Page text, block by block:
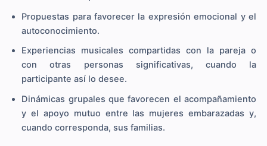
Propuestas para favorecer la expresión emocional y el
autoconocimiento.
Experiencias musicales compartidas con la pareja o
con otras personas significativas, cuando la
participante así lo desee.
Dinámicas grupales que favorecen el acompañamiento
y el apoyo mutuo entre las mujeres embarazadas y,
cuando corresponda, sus familias.